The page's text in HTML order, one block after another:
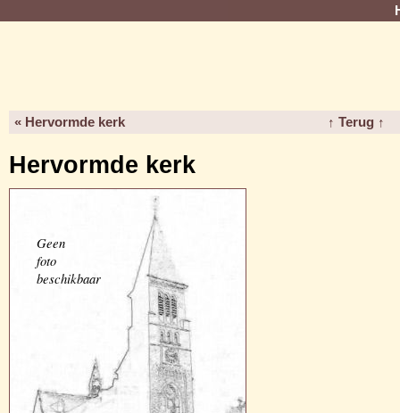
« Hervormde kerk ↑ Terug ↑
Hervormde kerk
Geen
foto
beschikbaar